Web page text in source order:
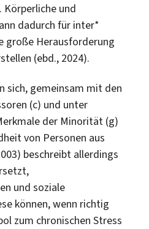
und
dadurch für inter*
große Herausforderung
(ebd., 2024).
sich, gemeinsam mit den
(c) und unter
der Minorität (g)
von Personen aus
beschreibt allerdings
und soziale
können, wenn richtig
zum chronischen Stress